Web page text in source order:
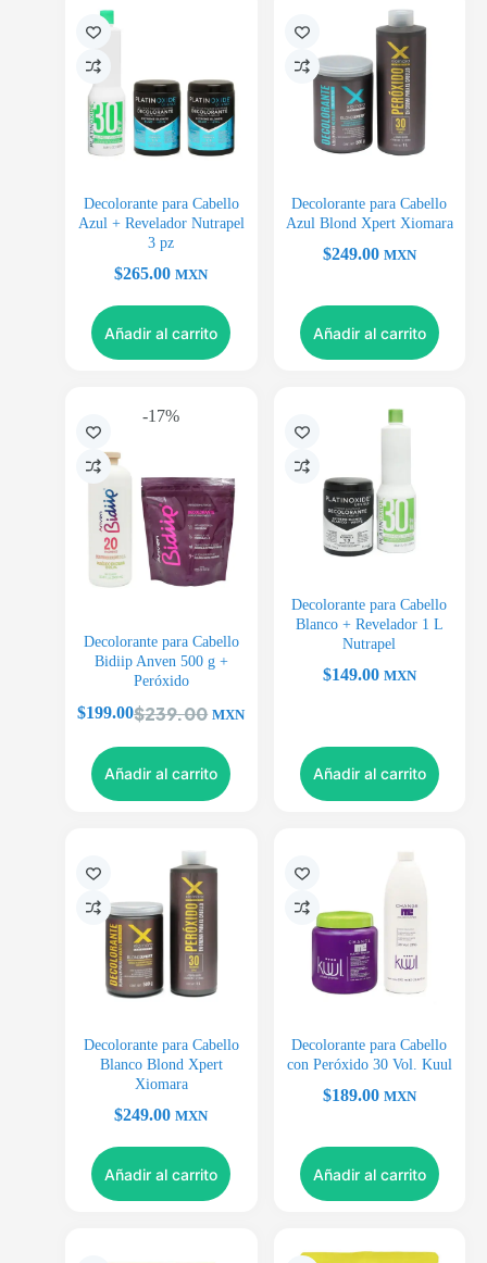
Decolorante para Cabello
Azul + Revelador Nutrapel
3 pz
$265.00 MXN
Añadir al carrito
Decolorante para Cabello
Azul Blond Xpert Xiomara
$249.00 MXN
Añadir al carrito
-17%
Decolorante para Cabello
Bidiip Anven 500 g +
Peróxido
$239.00
$199.00 MXN
Añadir al carrito
Decolorante para Cabello
Blanco + Revelador 1 L
Nutrapel
$149.00 MXN
Añadir al carrito
Decolorante para Cabello
Blanco Blond Xpert
Xiomara
$249.00 MXN
Añadir al carrito
Decolorante para Cabello
con Peróxido 30 Vol. Kuul
$189.00 MXN
Añadir al carrito